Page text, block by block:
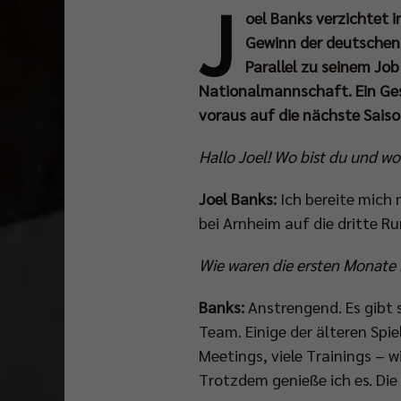
J
oel Banks verzichtet
Gewinn der
Parallel zu seinem
Nationalmannschaft. Ein
voraus auf die nächste
Hallo Joel! Wo bist du und
Joel Banks: Ich bereite mich
bei Arnheim auf die dritte
Wie waren die ersten Monate
Banks: Anstrengend. Es gibt
Team. Einige der älteren
Meetings, viele Trainings –
Trotzdem genieße ich es.